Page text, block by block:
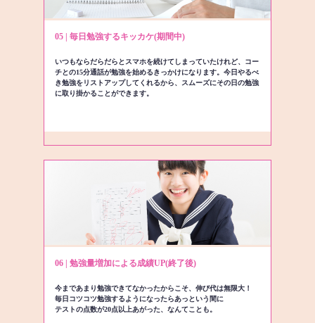
05 | 毎日勉強するキッカケ(期間中)
いつもならだらだらとスマホを続けてしまっていたけれど、コー
チとの15分通話が勉強を始めるきっかけになります。今日やるべ
き勉強をリストアップしてくれるから、スムーズにその日の勉強
に取り掛かることができます。
06 | 勉強量増加による成績UP(終了後)
今まであまり勉強できてなかったからこそ、伸び代は無限大！
毎日コツコツ勉強するようになったらあっという間に
テストの点数が20点以上あがった、なんてことも。